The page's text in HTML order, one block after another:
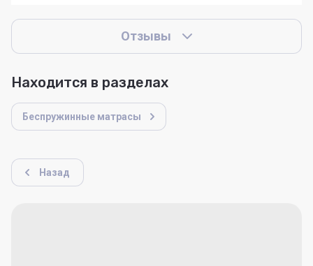
Отзывы
Находится в разделах
Беспружинные матрасы
Назад